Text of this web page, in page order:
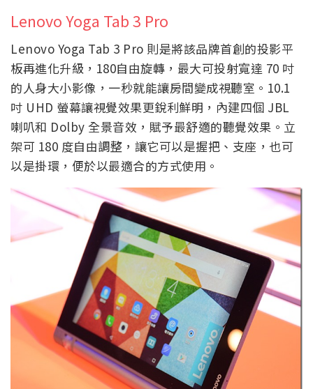
Lenovo Yoga Tab 3 Pro
Lenovo Yoga Tab 3 Pro 則是將該品牌首創的投影平
板再進化升級，180自由旋轉，最大可投射寬達 70 吋
的人身大小影像，一秒就能讓房間變成視聽室。10.1
吋 UHD 螢幕讓視覺效果更銳利鮮明，內建四個 JBL
喇叭和 Dolby 全景音效，賦予最舒適的聽覺效果。立
架可 180 度自由調整，讓它可以是握把、支座，也可
以是掛環，便於以最適合的方式使用。